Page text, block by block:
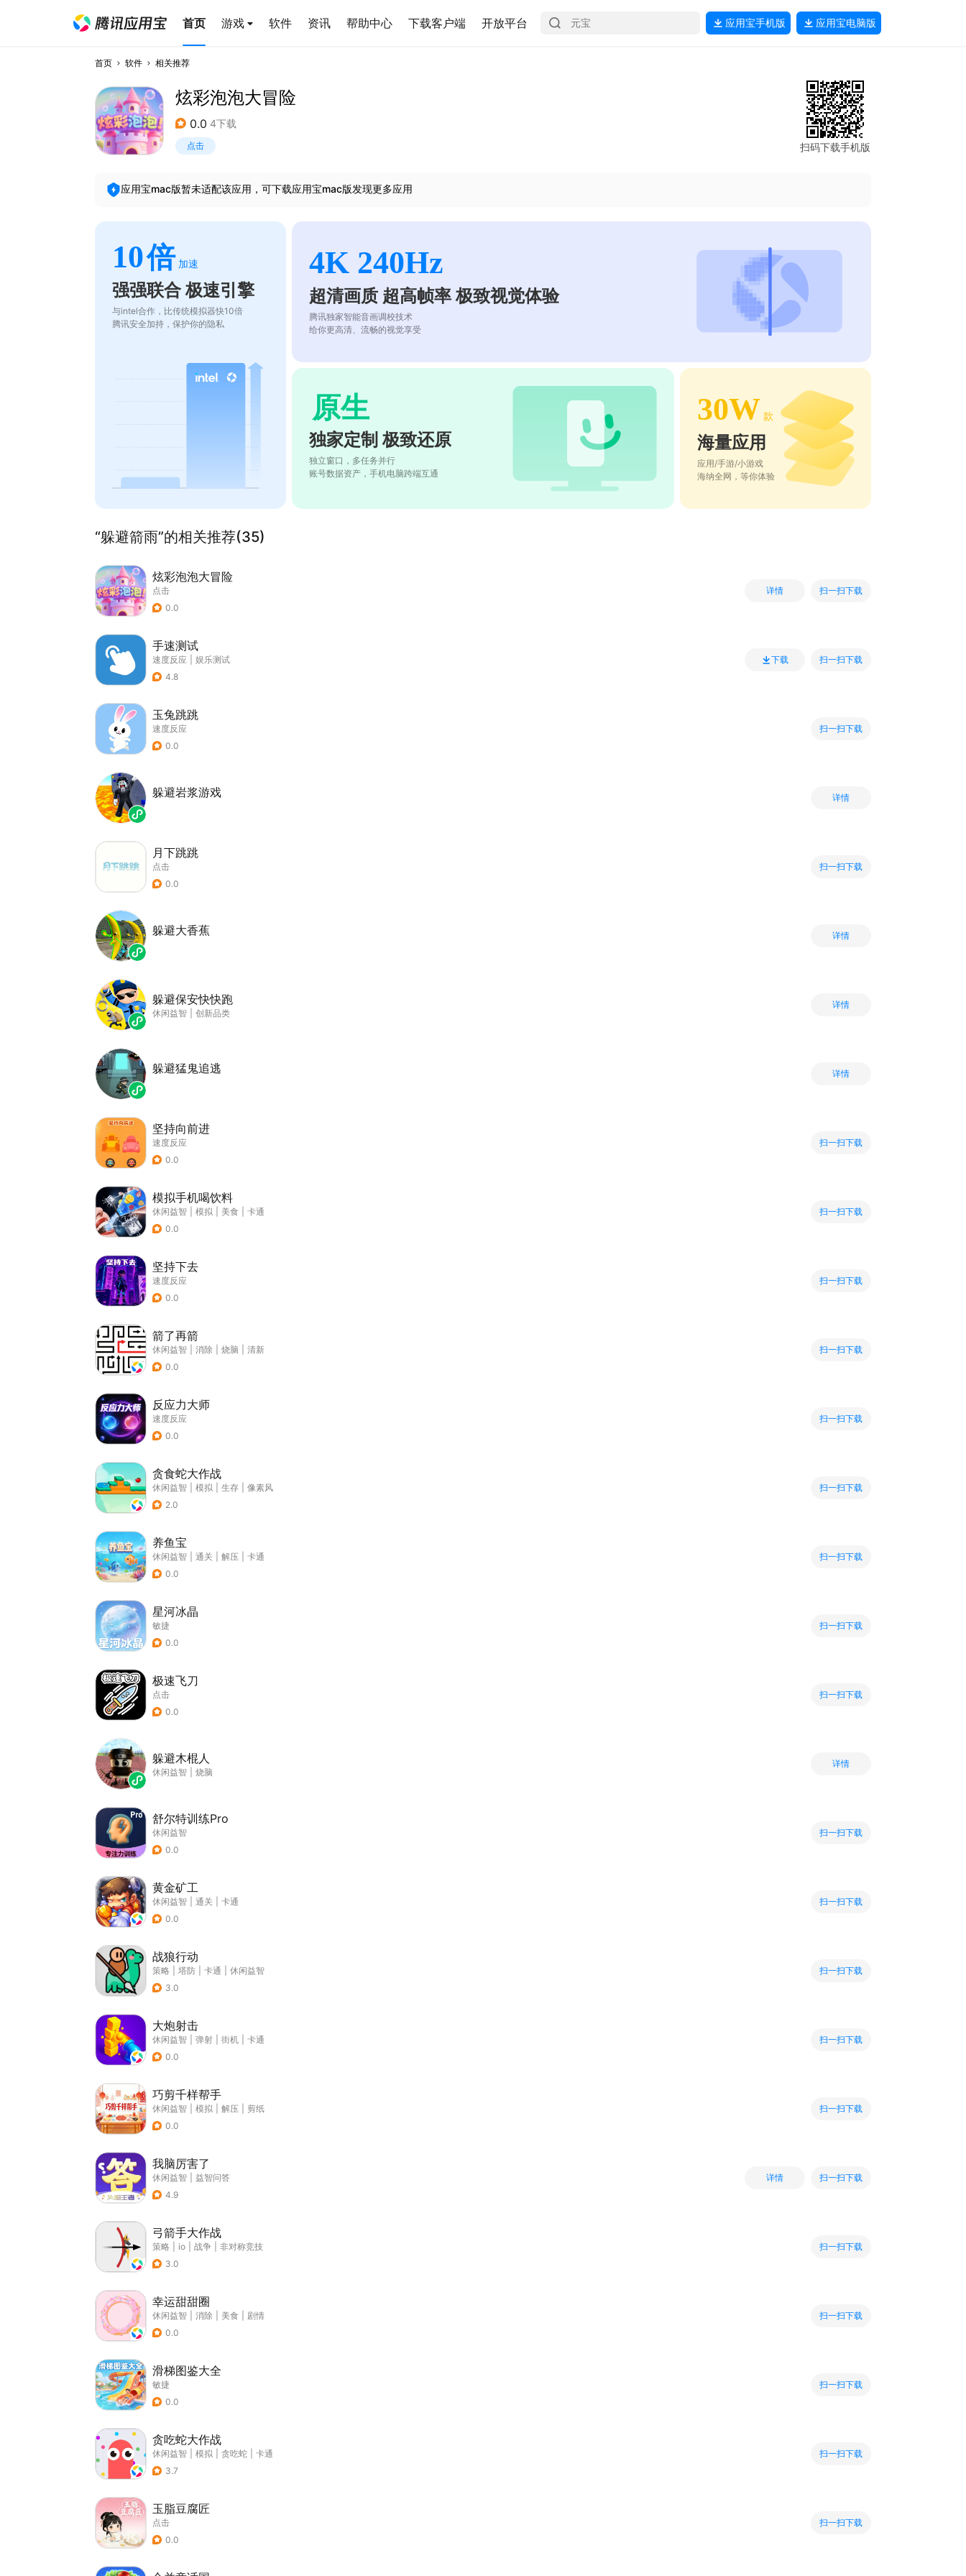
首页 游戏 软件 资讯 帮助中心 下载客户端 开放平台 应用宝手机版 应用宝电脑版
首页 软件 相关推荐
炫彩泡泡大冒险
0.0 4下载
点击 扫码下载手机版
应用宝mac版暂未适配该应用，可下载应用宝mac版发现更多应用
10倍 加速
强强联合 极速引擎
与intel合作，比传统模拟器快10倍
腾讯安全加持，保护你的隐私
4K 240Hz
超清画质 超高帧率 极致视觉体验
腾讯独家智能音画调校技术
给你更高清、流畅的视觉享受
原生
独家定制 极致还原
独立窗口，多任务并行
账号数据资产，手机电脑跨端互通
30W 款
海量应用
应用/手游/小游戏
海纳全网，等你体验
“躲避箭雨”的相关推荐(35)
炫彩泡泡大冒险
点击
0.0
详情 扫一扫下载
手速测试
速度反应
娱乐测试
4.8
下载 扫一扫下载
玉兔跳跳
速度反应
0.0
扫一扫下载
躲避岩浆游戏 详情
月下跳跳
点击
0.0
扫一扫下载
躲避大香蕉 详情
躲避保安快快跑
休闲益智 创新品类
详情
躲避猛鬼追逃 详情
坚持向前进
速度反应
0.0
扫一扫下载
模拟手机喝饮料
休闲益智 模拟 美食
卡通
0.0
扫一扫下载
坚持下去
速度反应
0.0
扫一扫下载
箭了再箭
休闲益智 消除 烧脑
清新
0.0
扫一扫下载
反应力大师
速度反应
0.0
扫一扫下载
贪食蛇大作战
休闲益智 模拟 生存
像素风
2.0
扫一扫下载
养鱼宝
休闲益智 通关 解压
卡通
0.0
扫一扫下载
星河冰晶
敏捷
0.0
扫一扫下载
极速飞刀
点击
0.0
扫一扫下载
躲避木棍人
休闲益智 烧脑
详情
舒尔特训练Pro
休闲益智
0.0
扫一扫下载
黄金矿工
休闲益智 通关
卡通
0.0
扫一扫下载
战狼行动
策略 塔防 卡通
休闲益智
3.0
扫一扫下载
大炮射击
休闲益智 弹射 街机
卡通
0.0
扫一扫下载
巧剪千样帮手
休闲益智 模拟 解压
剪纸
0.0
扫一扫下载
我脑厉害了
休闲益智
益智问答
4.9
详情 扫一扫下载
弓箭手大作战
策略 io 战争
非对称竞技
3.0
扫一扫下载
幸运甜甜圈
休闲益智 消除 美食
剧情
0.0
扫一扫下载
滑梯图鉴大全
敏捷
0.0
扫一扫下载
贪吃蛇大作战
休闲益智 模拟 贪吃蛇
卡通
3.7
扫一扫下载
玉脂豆腐匠
点击
0.0
扫一扫下载